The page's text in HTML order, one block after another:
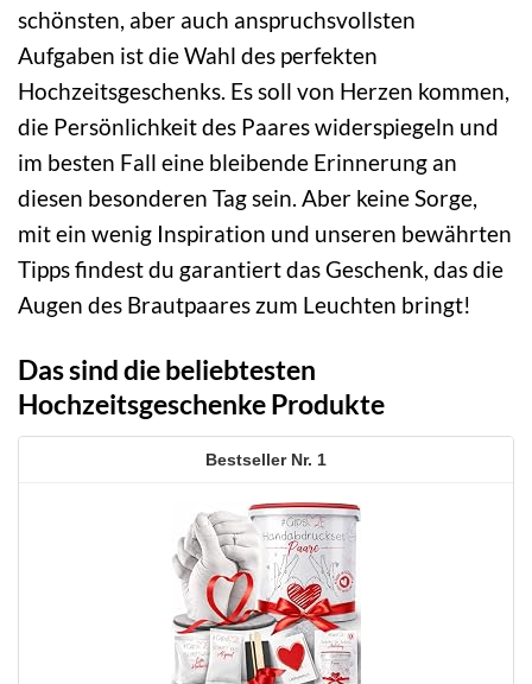
schönsten, aber auch anspruchsvollsten
Aufgaben ist die Wahl des perfekten
Hochzeitsgeschenks. Es soll von Herzen kommen,
die Persönlichkeit des Paares widerspiegeln und
im besten Fall eine bleibende Erinnerung an
diesen besonderen Tag sein. Aber keine Sorge,
mit ein wenig Inspiration und unseren bewährten
Tipps findest du garantiert das Geschenk, das die
Augen des Brautpaares zum Leuchten bringt!
Das sind die beliebtesten
Hochzeitsgeschenke Produkte
1